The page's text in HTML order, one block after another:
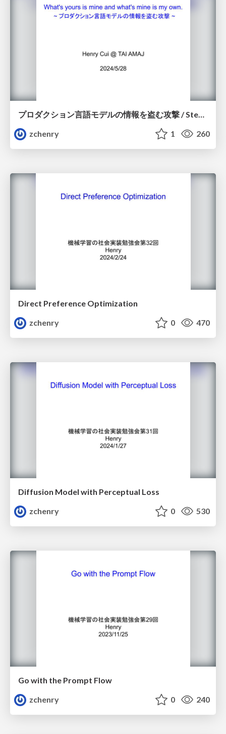
プロダクション言語モデルの情報を盗む攻撃 / Stealing Part of a Production Language Model
zchenry
1 260
Direct Preference Optimization
zchenry
0 470
Diffusion Model with Perceptual Loss
zchenry
0 530
Go with the Prompt Flow
zchenry
0 240